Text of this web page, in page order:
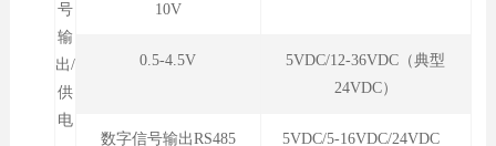
号
输
出/
供
电
10V
0.5-4.5V
5VDC/12-36VDC（典型
24VDC）
数字信号输出RS485 5VDC/5-16VDC/24VDC